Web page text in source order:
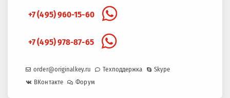
+7 (495) 960-15-60
+7 (495) 978-87-65
order@originalkey.ru Техподдержка
Skype
ВКонтакте
Форум